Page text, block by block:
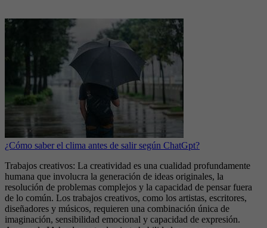
¿Cómo saber el clima antes de salir según ChatGpt?
Trabajos creativos: La creatividad es una cualidad profundamente
humana que involucra la generación de ideas originales, la
resolución de problemas complejos y la capacidad de pensar fuera
de lo común. Los trabajos creativos, como los artistas, escritores,
diseñadores y músicos, requieren una combinación única de
imaginación, sensibilidad emocional y capacidad de expresión.